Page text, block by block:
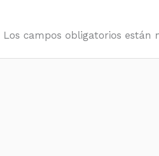
Los campos obligatorios están